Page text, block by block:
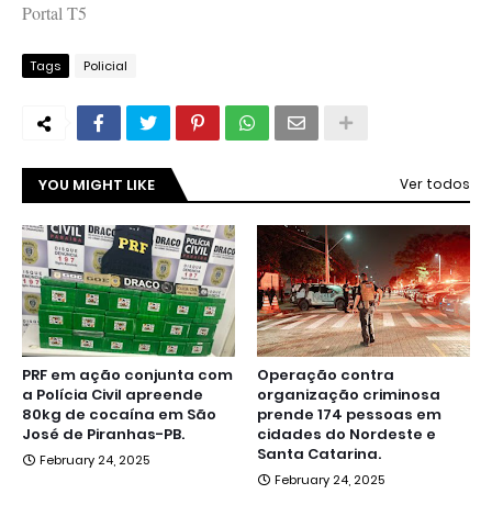
Portal T5
Tags Policial
YOU MIGHT LIKE Ver todos
PRF em ação conjunta com
a Polícia Civil apreende
80kg de cocaína em São
José de Piranhas-PB.
February 24, 2025
Operação contra
organização criminosa
prende 174 pessoas em
cidades do Nordeste e
Santa Catarina.
February 24, 2025